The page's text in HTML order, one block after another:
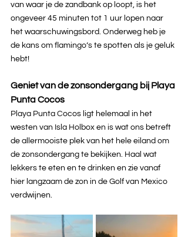
van waar je de zandbank op loopt, is het
ongeveer 45 minuten tot 1 uur lopen naar
het waarschuwingsbord. Onderweg heb je
de kans om flamingo’s te spotten als je geluk
hebt!
Geniet van de zonsondergang bij Playa
Punta Cocos
Playa Punta Cocos ligt helemaal in het
westen van Isla Holbox en is wat ons betreft
de allermooiste plek van het hele eiland om
de zonsondergang te bekijken. Haal wat
lekkers te eten en te drinken en zie vanaf
hier langzaam de zon in de Golf van Mexico
verdwijnen.